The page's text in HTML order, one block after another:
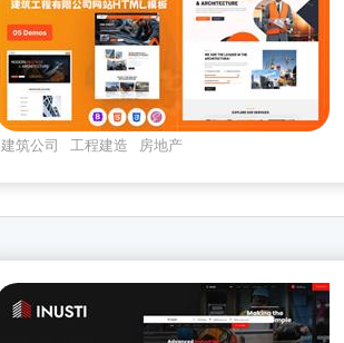
建筑公司 工程建造
房地产